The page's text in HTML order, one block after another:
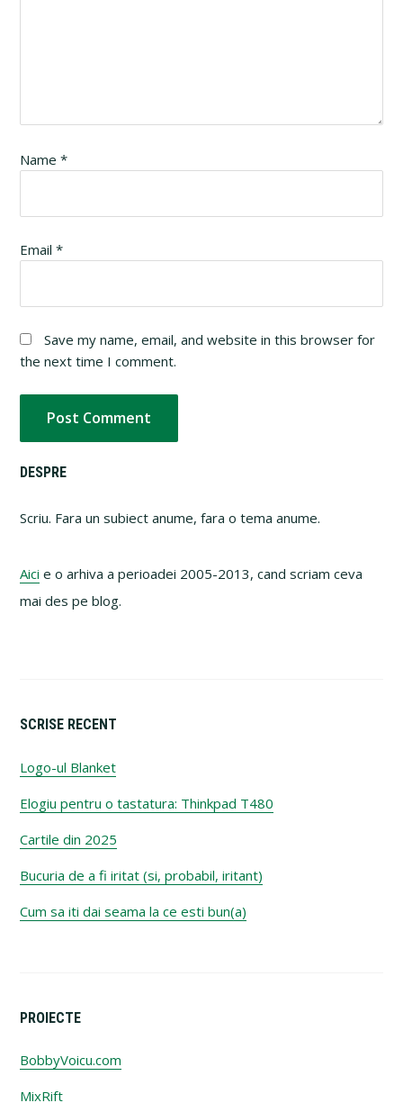
Name*
Email*
Save my name, email, and website in this browser for
the next time I comment.
Primary
Sidebar
DESPRE
Scriu. Fara un subiect anume, fara o tema anume.
Aici e o arhiva a perioadei 2005-2013, cand scriam ceva
mai des pe blog.
SCRISE RECENT
Logo-ul Blanket
Elogiu pentru o tastatura: Thinkpad T480
Cartile din 2025
Bucuria de a fi iritat (si, probabil, iritant)
Cum sa iti dai seama la ce esti bun(a)
PROIECTE
BobbyVoicu.com
MixRift